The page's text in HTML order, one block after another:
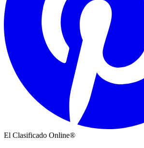
El Clasificado Online®